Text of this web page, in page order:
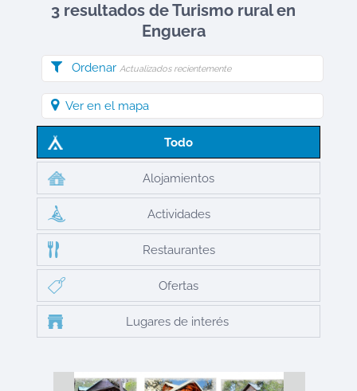
3 resultados de Turismo rural en
Enguera
Ordenar Actualizados recientemente
Ver en el mapa
Todo
Alojamientos
Actividades
Restaurantes
Ofertas
Lugares de interés